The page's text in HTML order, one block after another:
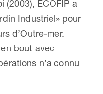
(2003), ECOFIP a
Industriel» pour
d’Outre-mer.
bout avec
n’a connu